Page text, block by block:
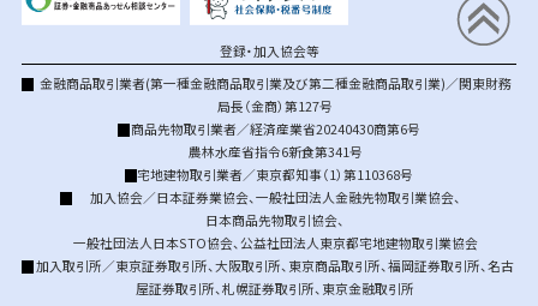
登録・加入協会等
金融商品取引業者(第一種金融商品取引業及び第二種金融商品取引業)／関東財務
局長（金商）第127号
商品先物取引業者／経済産業省20240430商第6号
農林水産省指令6新食第341号
宅地建物取引業者／東京都知事（1）第110368号
加入協会／日本証券業協会、一般社団法人金融先物取引業協会、
日本商品先物取引協会、
一般社団法人日本STO協会、公益社団法人東京都宅地建物取引業協会
加入取引所／東京証券取引所、大阪取引所、 東京商品取引所、福岡証券取引所、名古
屋証券取引所、札幌証券取引所、 東京金融取引所